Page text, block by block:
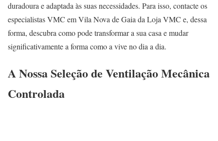
duradoura e adaptada às suas necessidades. Para isso, contacte os
especialistas VMC em Vila Nova de Gaia da Loja VMC e, dessa
forma, descubra como pode transformar a sua casa e mudar
significativamente a forma como a vive no dia a dia.
A Nossa Seleção de Ventilação Mecânica
Controlada